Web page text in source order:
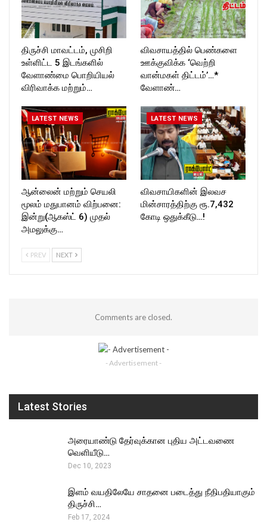
திருச்சி மாவட்டம், முசிறி
உள்ளிட்ட 5 இடங்களில்
வேளாண்மை பொறியியல்
விரிவாக்க மற்றும்…
விவசாயத்தில் பெண்களை
ஊக்குவிக்க ‘வெற்றி
வான்மகள் திட்டம்’…*
வேளாண்…
LATEST NEWS
ஆன்லைன் மற்றும் செயலி
மூலம் மதுபானம் விற்பனை:
இன்று(ஆகஸ்ட் 6) முதல்
அமலுக்கு…
LATEST NEWS
விவசாயிகளின் இலவச
மின்சாரத்திற்கு ரூ.7,432
கோடி ஒதுக்கீடு…!
PREV NEXT
Comments are closed.
- Advertisement -
Latest Stories
அரையாண்டு தேர்வுக்கான புதிய அட்டவணை
வெளியீடு…
Dec 10, 2023
இளம் வயதிலேயே சாதனை படைத்து நீதிபதியாகும்
திருச்சி…
Feb 17, 2024